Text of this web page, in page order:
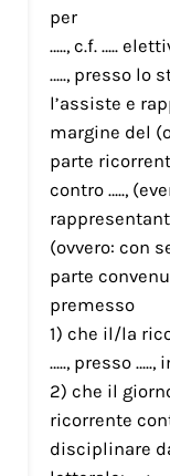
per
….., c.f. …..
….., presso lo
l’assiste e
margine del
parte
contro …..,
(ovvero: con
parte
premesso
1) che il/la
….., presso …..,
2) che il
ricorrente
disciplinare